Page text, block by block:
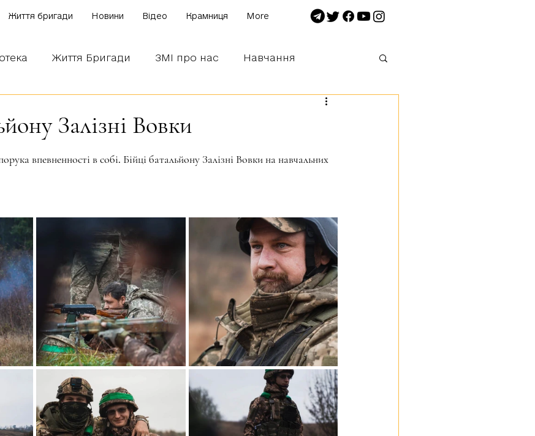
Життя бригади Новини Відео Крамниця More
Життя Бригади ЗМІ про нас Навчання
бійців
Залізні Вовки
впевненності в собі. Бійці батальйону Залізні Вовки на навчальних